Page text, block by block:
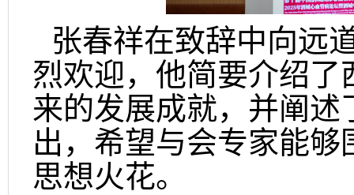
张春祥在致辞中向远
烈欢迎，他简要介绍
来的发展成就，并阐
出，希望与会专家能
思想火花。